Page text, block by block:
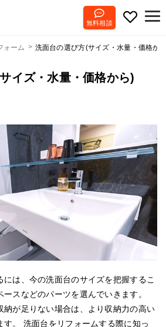
無料相談
ォーム 洗面台の選び方(サイズ・水量・価格か
イズ・水量・価格から)
は、今の洗面台のサイズを把握するこ
スなどのパーツを選んでいきます。
納が足りない場合は、より収納力の高い
す。 洗面台をリフォームする際に知っ